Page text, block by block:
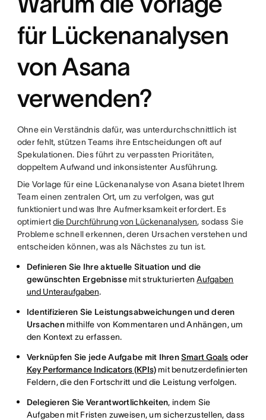
für Lückenanalysen
von Asana
verwenden?
Ohne ein Verständnis dafür, was unterdurchschnittlich ist
oder fehlt, stützen Teams ihre Entscheidungen oft auf
Spekulationen. Dies führt zu verpassten Prioritäten,
doppeltem Aufwand und inkonsistenter Ausführung.
Die Vorlage für eine Lückenanalyse von Asana bietet Ihrem
Team einen zentralen Ort, um zu verfolgen, was gut
funktioniert und was Ihre Aufmerksamkeit erfordert. Es
optimiertdie Durchführung von Lückenanalysen, sodass Sie
Probleme schnell erkennen, deren Ursachen verstehen und
entscheiden können, was als Nächstes zu tun ist.
Definieren Sie Ihre aktuelle Situation und die
gewünschten Ergebnissemit strukturiertenAufgaben
und Unteraufgaben.
Identifizieren Sie Leistungsabweichungen und deren
Ursachenmithilfe von Kommentaren und Anhängen, um
den Kontext zu erfassen.
Verknüpfen Sie jede Aufgabe mit IhrenSmart Goals oder
Key Performance Indicators (KPIs)mit benutzerdefinierten
Feldern, die den Fortschritt und die Leistung verfolgen.
Delegieren Sie Verantwortlichkeiten, indem Sie
Aufgaben mit Fristen zuweisen, um sicherzustellen, dass